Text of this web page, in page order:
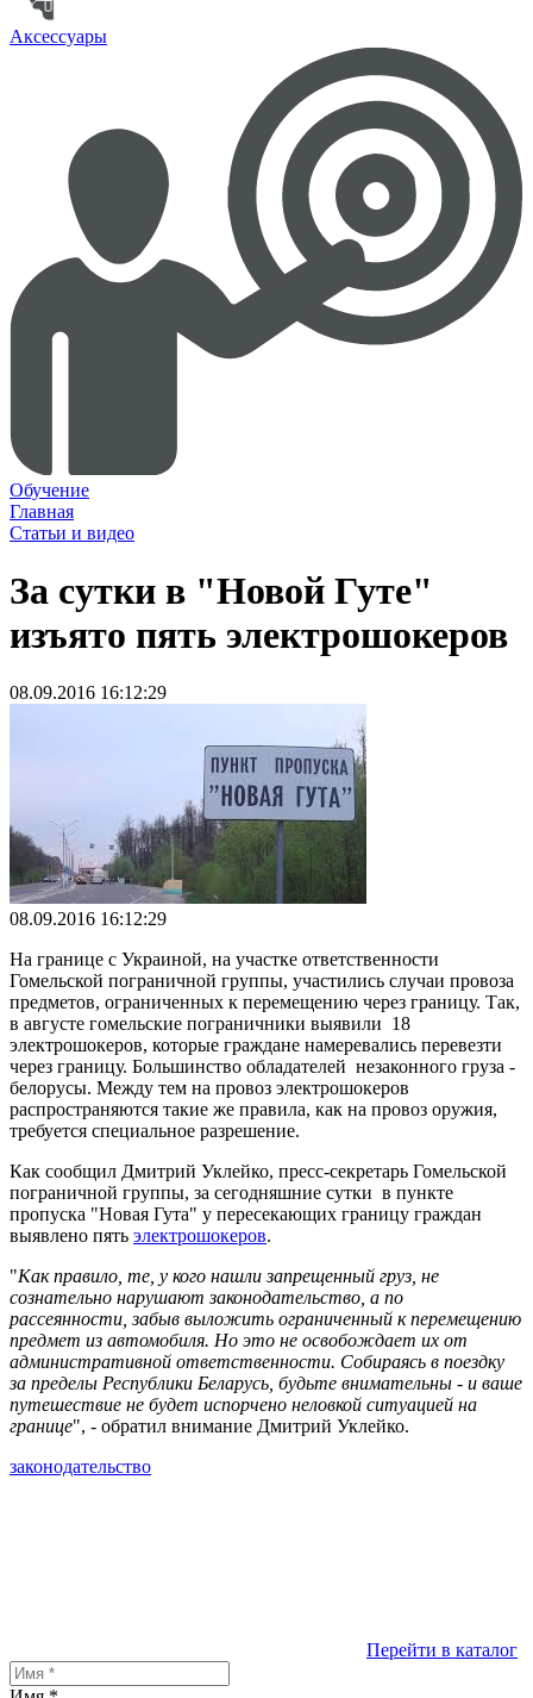
Аксессуары
Обучение
Главная
Статьи и видео
За сутки в "Новой Гуте"
изъято пять электрошокеров
08.09.2016 16:12:29
08.09.2016 16:12:29
На границе с Украиной, на участке ответственности
Гомельской пограничной группы, участились случаи провоза
предметов, ограниченных к перемещению через границу. Так,
в августе гомельские пограничники выявили 18
электрошокеров, которые граждане намеревались перевезти
через границу. Большинство обладателей незаконного груза -
белорусы. Между тем на провоз электрошокеров
распространяются такие же правила, как на провоз оружия,
требуется специальное разрешение.
Как сообщил Дмитрий Уклейко, пресс-секретарь Гомельской
пограничной группы, за сегодняшние сутки в пункте
пропуска "Новая Гута" у пересекающих границу граждан
выявлено пять электрошокеров.
"Как правило, те, у кого нашли запрещенный груз, не
сознательно нарушают законодательство, а по
рассеянности, забыв выложить ограниченный к перемещению
предмет из автомобиля. Но это не освобождает их от
административной ответственности. Собираясь в поездку
за пределы Республики Беларусь, будьте внимательны - и ваше
путешествие не будет испорчено неловкой ситуацией на
границе", - обратил внимание Дмитрий Уклейко.
законодательство
Перейти в каталог